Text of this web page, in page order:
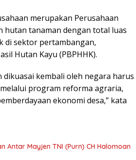
merupakan Perusahaan
hutan tanaman dengan total luas
di sektor pertambangan,
Hutan Kayu (PBPHHK).
dikuasai kembali oleh negara harus
program reforma agraria,
ekonomi desa,” kata
Antar Mayjen TNI (Purn) CH Halomoan